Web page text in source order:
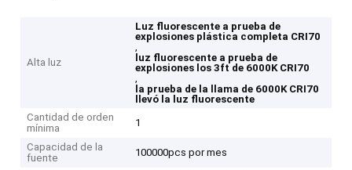
Alta luz
Luz fluorescente a prueba de
explosiones plástica completa CRI70
,
luz fluorescente a prueba de
explosiones los 3ft de 6000K CRI70
,
la prueba de la llama de 6000K CRI70
llevó la luz fluorescente
Cantidad de orden
mínima
1
Capacidad de la
fuente
100000pcs por mes